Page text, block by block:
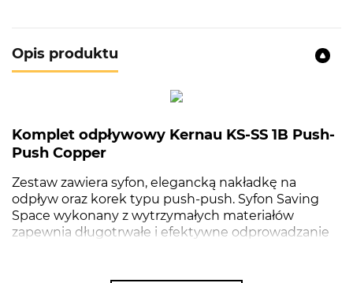
Opis produktu
Komplet odpływowy Kernau KS-SS 1B Push-
Push Copper
Zestaw zawiera syfon, elegancką nakładkę na
odpływ oraz korek typu push-push. Syfon Saving
Space wykonany z wytrzymałych materiałów
zapewnia długotrwałe i efektywne odprowadzanie